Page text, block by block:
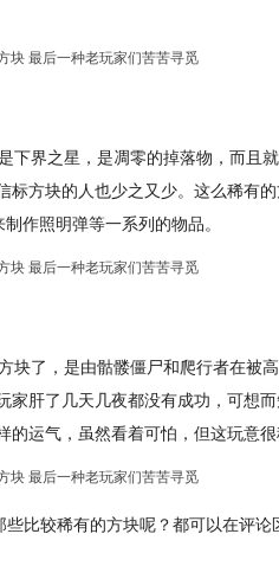
下界之星，是凋零的掉落物，而且
标方块的人也少之又少。这么稀有
作照明弹等一系列的物品。
块了，是由骷髅僵尸和爬行者在被
家肝了几天几夜都没有成功，可想
的运气，虽然看着可怕，但这玩意很
比较稀有的方块呢？都可以在评